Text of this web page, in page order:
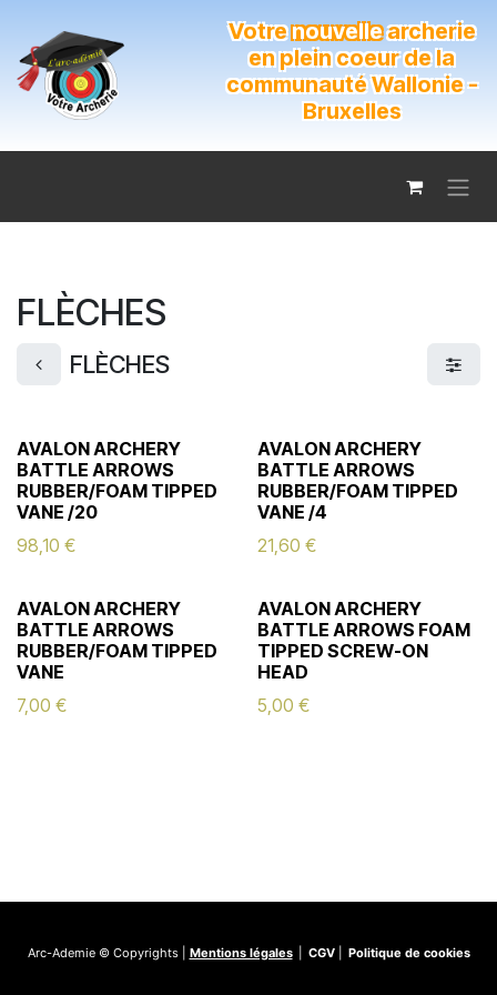
Votrenouvellearcherie
en plein coeur de la
communauté Wallonie -
Bruxelles
FLÈCHES
FLÈCHES
AVALON ARCHERY
BATTLE ARROWS
RUBBER/FOAM TIPPED
VANE /20
98,10 €
AVALON ARCHERY
BATTLE ARROWS
RUBBER/FOAM TIPPED
VANE /4
21,60 €
AVALON ARCHERY
BATTLE ARROWS
RUBBER/FOAM TIPPED
VANE
7,00 €
AVALON ARCHERY
BATTLE ARROWS FOAM
TIPPED SCREW-ON
HEAD
5,00 €
Arc-Ademie © Copyrights | Mentions légales CGV Politique de cookies